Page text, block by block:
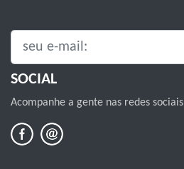
SEU E-MAIL:
SOCIAL
Acompanhe a gente nas redes sociais